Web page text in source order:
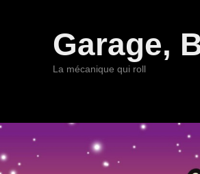
Garage,
La mécanique qui roll